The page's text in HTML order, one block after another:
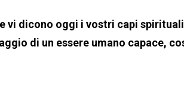
vi dicono oggi i vostri capi
di un essere umano capace,